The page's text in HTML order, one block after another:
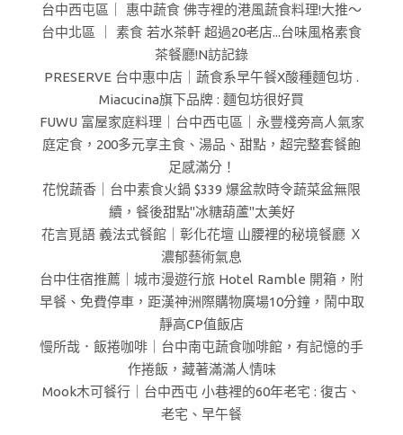
台中西屯區｜ 惠中蔬食 佛寺裡的港風蔬食料理!大推～
台中北區 ｜ 素食 若水茶軒 超過20老店...台味風格素食
茶餐廳!N訪記錄
PRESERVE 台中惠中店｜蔬食系早午餐X酸種麵包坊 .
Miacucina旗下品牌 : 麵包坊很好買
FUWU 富屋家庭料理｜台中西屯區｜永豐棧旁高人氣家
庭定食，200多元享主食、湯品、甜點，超完整套餐飽
足感滿分！
花悅蔬香｜台中素食火鍋 $339 爆盆款時令蔬菜盆無限
續，餐後甜點"冰糖葫蘆"太美好
花言覓語 義法式餐館｜彰化花壇 山腰裡的秘境餐廳 Ｘ
濃郁藝術氣息
台中住宿推薦｜城市漫遊行旅 Hotel Ramble 開箱，附
早餐、免費停車，距漢神洲際購物廣場10分鐘，鬧中取
靜高CP值飯店
慢所哉．飯捲咖啡｜台中南屯蔬食咖啡館，有記憶的手
作捲飯，藏著滿滿人情味
Mook木可餐行｜台中西屯 小巷裡的60年老宅 : 復古、
老宅、早午餐